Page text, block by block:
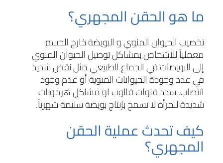
ما هو الحقن المجهري؟
تخصيب الحيوان المنوي و البويضة خارج الجسم
معملياً للأشخاص بمشاكل توصيل الحيوان المنوي
إلى البويضات في الجماع الطبيعي مثل نقص شديد
في عدد وجودة الحيوانات المنوية أو عدم وجود
انتصاب, سدد قنوات فالوب او مشاكل هرمونات
شديدة للمرأة لا تسمح بإنتاج بويضة سليمة شهرياً.
كيف تحدث عملية الحقن
المجهري؟